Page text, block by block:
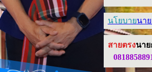
นโยบายนา
สายตรงนาย